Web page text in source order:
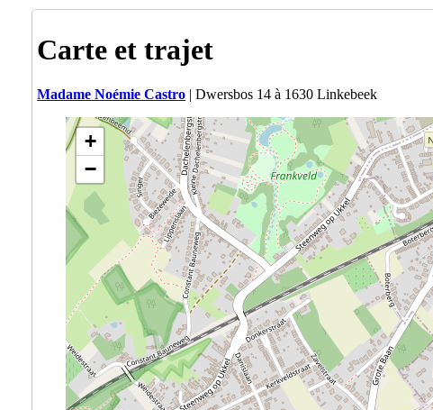
Carte et trajet
Madame Noémie Castro | Dwersbos 14 à 1630 Linkebeek
+
−